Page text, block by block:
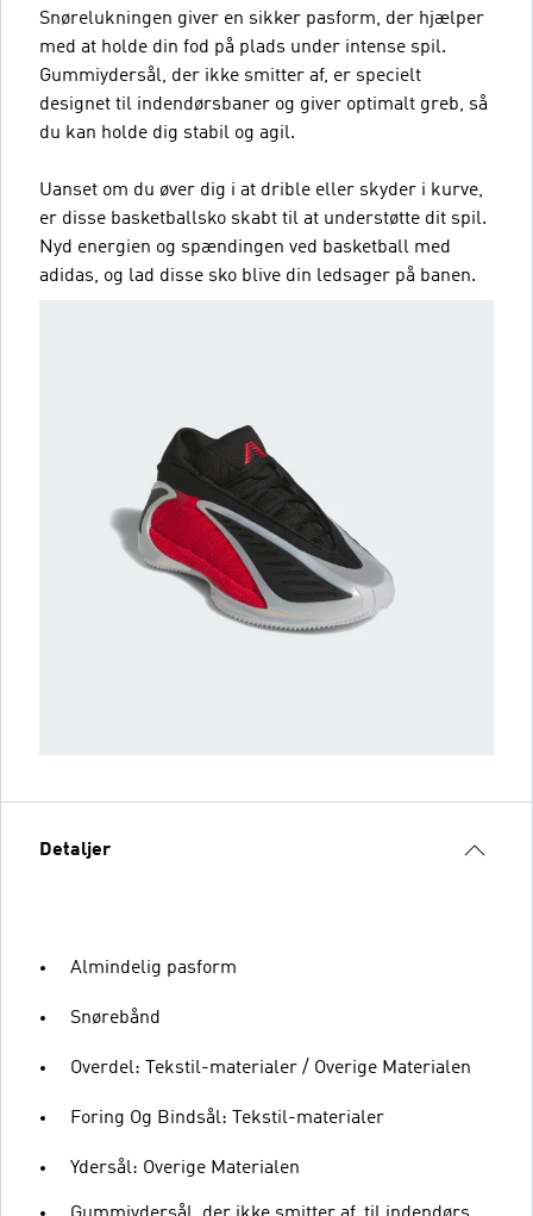
Snørelukningen giver en sikker pasform, der hjælper
med at holde din fod på plads under intense spil.
Gummiydersål, der ikke smitter af, er specielt
designet til indendørsbaner og giver optimalt greb, så
du kan holde dig stabil og agil.
Uanset om du øver dig i at drible eller skyder i kurve,
er disse basketballsko skabt til at understøtte dit spil.
Nyd energien og spændingen ved basketball med
adidas, og lad disse sko blive din ledsager på banen.
Detaljer
Almindelig pasform
Snørebånd
Overdel: Tekstil-materialer / Overige Materialen
Foring Og Bindsål: Tekstil-materialer
Ydersål: Overige Materialen